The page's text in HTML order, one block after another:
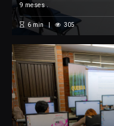
9 meses .
6min 305